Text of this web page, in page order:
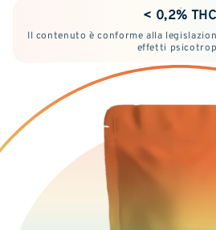
< 0,2% THC
Il contenuto è conforme alla
effetti